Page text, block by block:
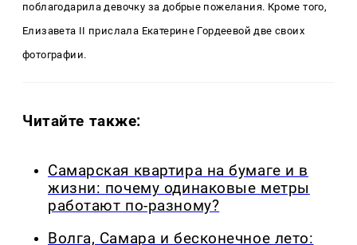
поблагодарила девочку за добрые пожелания. Кроме того,
Елизавета II прислала Екатерине Гордеевой две своих
фотографии.
Читайте также:
Самарская квартира на бумаге и в
жизни: почему одинаковые метры
работают по-разному?
Волга, Самара и бесконечное лето: